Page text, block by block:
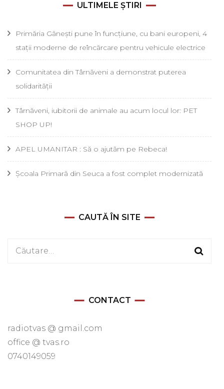
ULTIMELE ȘTIRI
Primăria Gănești pune în funcțiune, cu bani europeni, 4
stații moderne de reîncărcare pentru vehicule electrice
Comunitatea din Târnăveni a demonstrat puterea
solidarității
Târnăveni, iubitorii de animale au acum locul lor: PET
SHOP UP!
APEL UMANITAR : Să o ajutăm pe Rebeca!
Școala Primară din Seuca a fost complet modernizată
CAUTĂ ÎN SITE
Caută
CONTACT
radiotvas @ gmail.com
office @ tvas.ro
0740149059